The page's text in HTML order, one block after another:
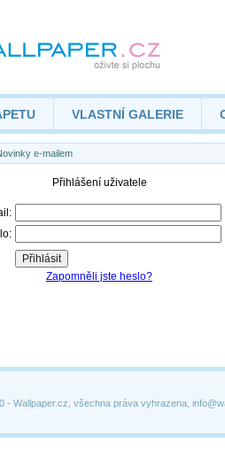
VLASTNÍ GALERIE
e-mailem
- Wallpaper.cz, všechna práva vyhrazena,